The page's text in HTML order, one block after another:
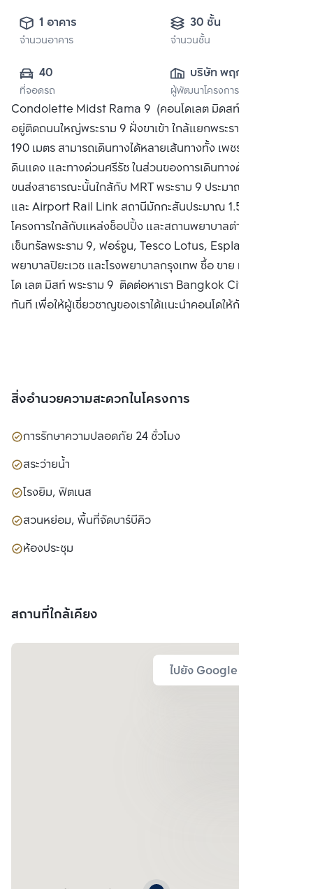
1 อาคาร
จำนวนอาคาร
30 ชั้น
จำนวนชั้น
40
ที่จอดรถ
บริษัท พฤกษา เรียล
เอสเตท จำกัด
(มหาชน)
ผู้พัฒนาโครงการ
Condolette Midst Rama 9 (คอนโดเลต มิดสท์ พระราม 9)
อยู่ติดถนนใหญ่พระราม 9 ฝั่งขาเข้า ใกล้แยกพระราม 9 ประมาณ
190 เมตร สามารถเดินทางได้หลายเส้นทางทั้ง เพชรบุรี, สุขุมวิท,
ดินแดง และทางด่วนศรีรัช ในส่วนของการเดินทางด้วยระบบ
ขนส่งสาธารณะนั้นใกล้กับ MRT พระราม 9 ประมาณ 350 เมตร
และ Airport Rail Link สถานีมักกะสันประมาณ 1.5 กิโลเมตร
โครงการใกล้กับแหล่งช็อปปิ้ง และสถานพยาบาลต่างๆทั้ง
เซ็นทรัลพระราม 9, ฟอร์จูน, Tesco Lotus, Esplanade, โรง
พยาบาลปิยะเวช และโรงพยาบาลกรุงเทพ ซื้อ ขาย หรือ เช่า คอน
โด เลต มิสท์ พระราม 9 ติดต่อหาเรา Bangkok CitiSmart ได้
ทันที เพื่อให้ผู้เชี่ยวชาญของเราได้แนะนำคอนโดให้กับท่าน
สิ่งอำนวยความสะดวกในโครงการ
การรักษาความปลอดภัย 24 ชั่วโมง
สระว่ายน้ำ
โรงยิม, ฟิตเนส
สวนหย่อม, พื้นที่จัดบาร์บีคิว
ห้องประชุม
สถานที่ใกล้เคียง
ไปยัง Google Map